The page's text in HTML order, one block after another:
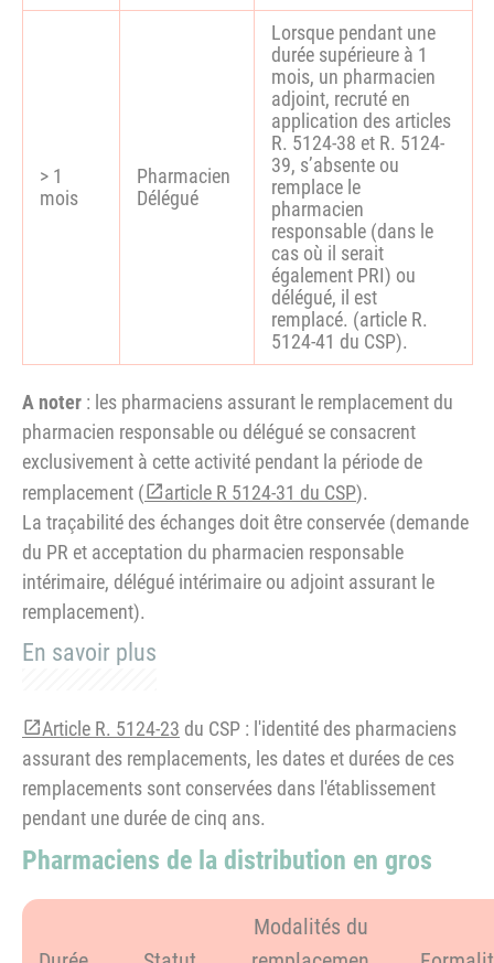
> 1
mois
Pharmacien
Délégué
Lorsque pendant une
durée supérieure à 1
mois, un pharmacien
adjoint, recruté en
application des articles
R. 5124-38 et R. 5124-
39, s’absente ou
remplace le
pharmacien
responsable (dans le
cas où il serait
également PRI) ou
délégué, il est
remplacé. (article R.
5124-41 du CSP).
A noter : les pharmaciens assurant le remplacement du
pharmacien responsable ou délégué se consacrent
exclusivement à cette activité pendant la période de
remplacement (
article R 5124-31 du CSP).
La traçabilité des échanges doit être conservée (demande
du PR et acceptation du pharmacien responsable
intérimaire, délégué intérimaire ou adjoint assurant le
remplacement).
En savoir plus
Article R. 5124-23 du CSP : l'identité des pharmaciens
assurant des remplacements, les dates et durées de ces
remplacements sont conservées dans l'établissement
pendant une durée de cinq ans.
Pharmaciens de la distribution en gros
Modalités du